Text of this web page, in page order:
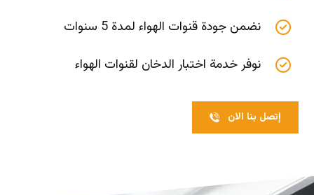
نضمن جودة قنوات الهواء لمدة 5 سنوات
نوفر خدمة اختبار الدخان لقنوات الهواء
إتصل بنا الان